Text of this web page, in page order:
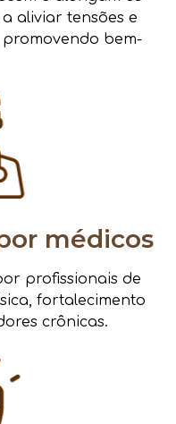
aliviar tensões e
promovendo bem-
médicos
profissionais de
fortalecimento
crônicas.